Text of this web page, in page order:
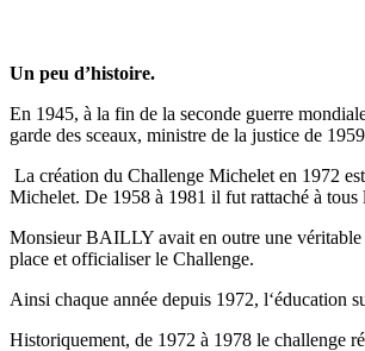
Un peu d’histoire.
En 1945, à la fin de la seconde guerre
garde des sceaux, ministre de la justice de
La création du Challenge Michelet en 1972
Michelet. De 1958 à 1981 il fut rattaché à tous
Monsieur BAILLY avait en outre une véritable
place et officialiser le Challenge.
Ainsi chaque année depuis 1972, l‘éducation
Historiquement, de 1972 à 1978 le challenge